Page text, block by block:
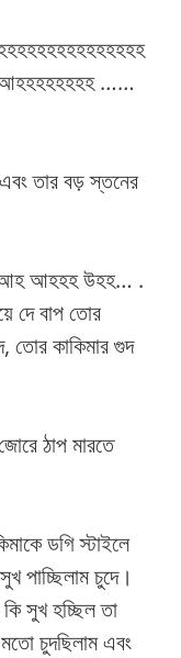
……
তার বড় স্তনের
আহ আহহহ উহহ… .
দে বাপ তোর
তোর কাকিমার গুদ
ঠাপ মারতে
ডগি স্টাইলে
পাচ্ছিলাম চুদে।
সুখ হচ্ছিল তা
চুদছিলাম এবং